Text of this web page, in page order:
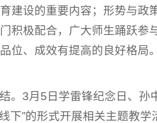
建设的重要内容；形势与政
积极配合，广大师生踊跃参
位、成效有提高的良好格局。
3月5日学雷锋纪念日、孙
”的形式开展相关主题教学